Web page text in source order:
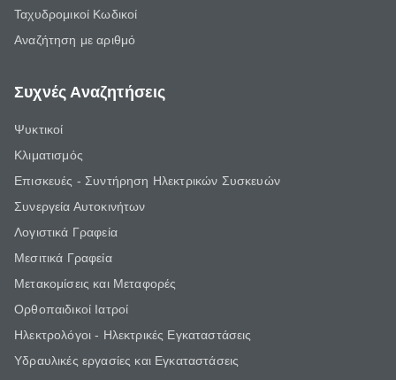
Ταχυδρομικοί Κωδικοί
Αναζήτηση με αριθμό
Συχνές Αναζητήσεις
Ψυκτικοί
Κλιματισμός
Επισκευές - Συντήρηση Ηλεκτρικών Συσκευών
Συνεργεία Αυτοκινήτων
Λογιστικά Γραφεία
Μεσιτικά Γραφεία
Μετακομίσεις και Μεταφορές
Ορθοπαιδικοί Ιατροί
Ηλεκτρολόγοι - Ηλεκτρικές Εγκαταστάσεις
Υδραυλικές εργασίες και Εγκαταστάσεις